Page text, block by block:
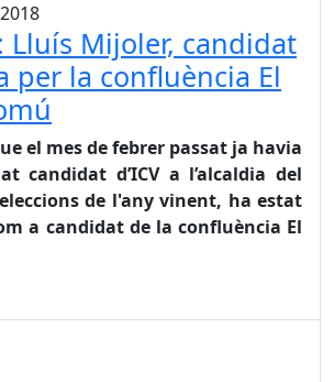
Lluís Mijoler, candidat
per la confluència El
el mes de febrer passat ja havia
candidat d’ICV a l’alcaldia del
de l'any vinent, ha estat
a candidat de la confluència El